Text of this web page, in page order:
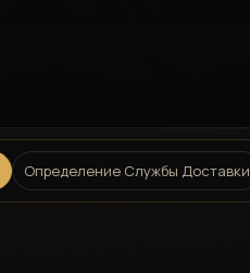
Определение Службы Доставки